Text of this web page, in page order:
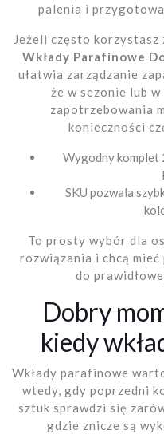
palenia i
Jeżeli często
Wkłady Parafinowe
ułatwia zarządzanie
że w sezonie lub
zapotrzebowania
konieczności
Wygodny komplet
SKU pozwala
To prosty wybór dla
rozwiązania i chcą
do
Dobry
kiedy
Wkłady parafinowe
wtedy, gdy poprzedni
sztuk sprawdzi się
gdzie znicze są